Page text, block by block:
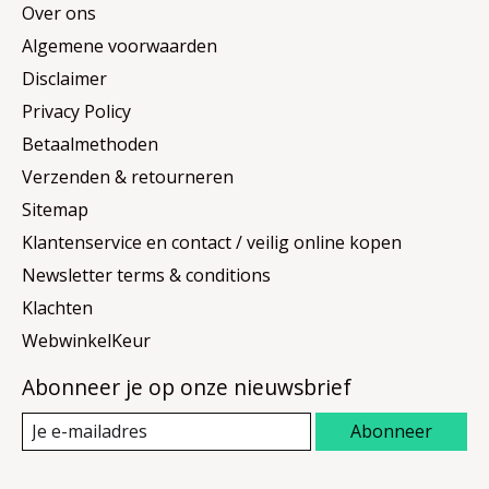
Over ons
Algemene voorwaarden
Disclaimer
Privacy Policy
Betaalmethoden
Verzenden & retourneren
Sitemap
Klantenservice en contact / veilig online kopen
Newsletter terms & conditions
Klachten
WebwinkelKeur
Abonneer je op onze nieuwsbrief
Abonneer